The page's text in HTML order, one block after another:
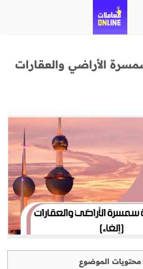
الأراضي والعقارات
محتويات الموضوع